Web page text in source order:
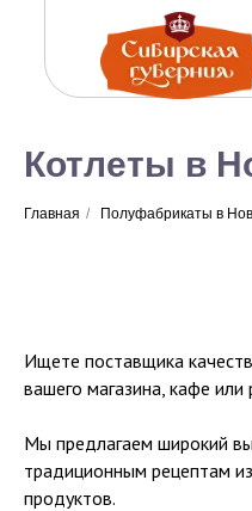
Котлеты в
Главная / Полуфабрикаты в
Ищете поставщика
вашего магазина, кафе
Мы предлагаем широкий
традиционным рецептам
продуктов.